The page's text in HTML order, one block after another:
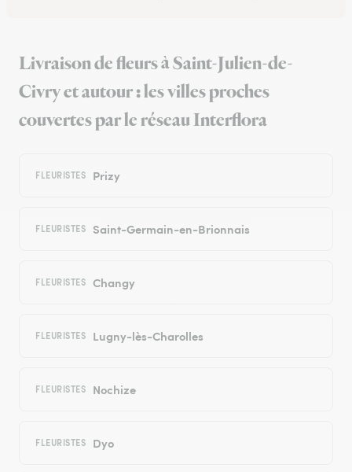
Livraison de fleurs à Saint-Julien-de-
Civry et autour : les villes proches
couvertes par le réseau Interflora
FLEURISTES Prizy
FLEURISTES Saint-Germain-en-Brionnais
FLEURISTES Changy
FLEURISTES Lugny-lès-Charolles
FLEURISTES Nochize
FLEURISTES Dyo